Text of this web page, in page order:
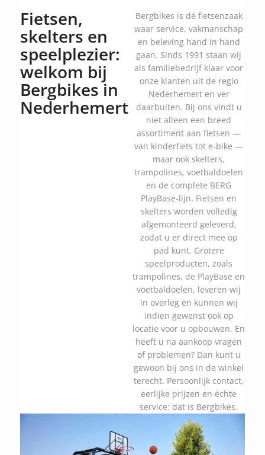
Fietsen,
skelters en
speelplezier:
welkom bij
Bergbikes in
Nederhemert
Bergbikes is dé fietsenzaak
waar service, vakmanschap
en beleving hand in hand
gaan. Sinds 1991 staan wij
als familiebedrijf klaar voor
onze klanten uit de regio
Nederhemert en ver
daarbuiten. Bij ons vindt u
niet alleen een breed
assortiment aan fietsen —
van kinderfiets tot e-bike —
maar ook skelters,
trampolines, voetbaldoelen
en de complete BERG
PlayBase-lijn. Fietsen en
skelters worden volledig
afgemonteerd geleverd,
zodat u er direct mee op
pad kunt. Grotere
speelproducten, zoals
trampolines, de PlayBase en
voetbaldoelen, leveren wij
in overleg en kunnen wij
indien gewenst ook op
locatie voor u opbouwen. En
heeft u na aankoop vragen
of problemen? Dan kunt u
gewoon bij ons in de winkel
terecht. Persoonlijk contact,
eerlijke prijzen en échte
service: dat is Bergbikes.